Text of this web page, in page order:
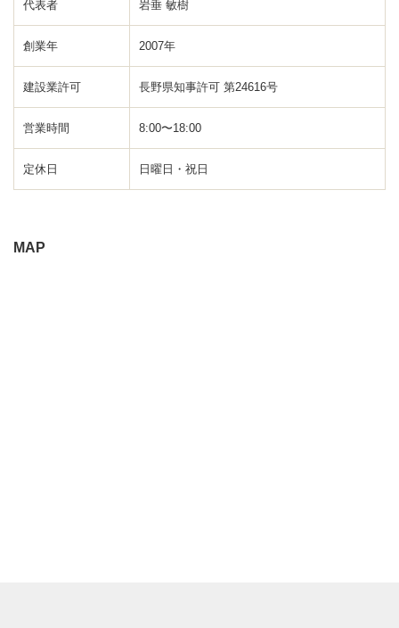
代表者 岩垂 敏樹
創業年 2007年
建設業許可 長野県知事許可 第24616号
営業時間 8:00〜18:00
定休日 日曜日・祝日
MAP